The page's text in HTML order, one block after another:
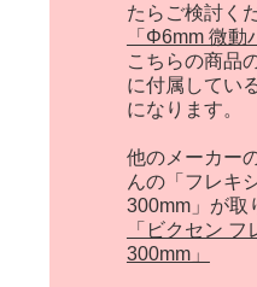
たらご検討く
「Φ6mm 微動
こちらの商品
に付属してい
になります。
他のメーカー
んの「フレキ
300mm」が取
「ビクセン
300mm」